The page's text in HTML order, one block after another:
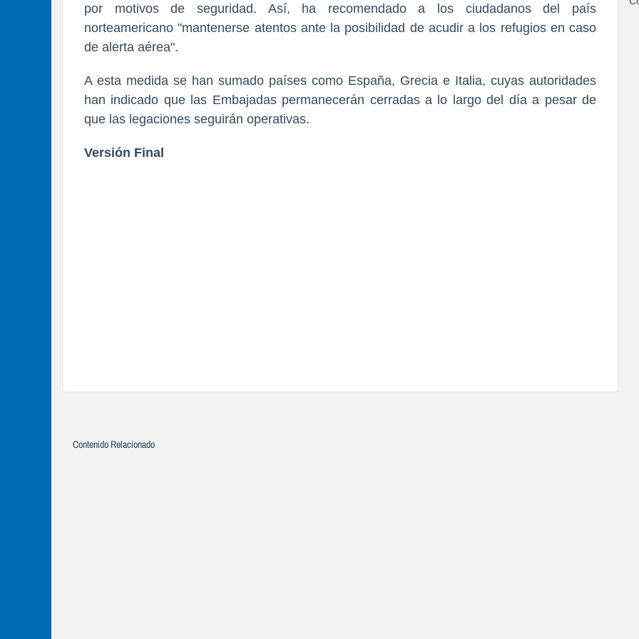
por motivos de seguridad. Así, ha recomendado a los ciudadanos del país
norteamericano "mantenerse atentos ante la posibilidad de acudir a los refugios en caso
de alerta aérea".
A esta medida se han sumado países como España, Grecia e Italia, cuyas autoridades
han indicado que las Embajadas permanecerán cerradas a lo largo del día a pesar de
que las legaciones seguirán operativas.
Versión Final
Contenido Relacionado